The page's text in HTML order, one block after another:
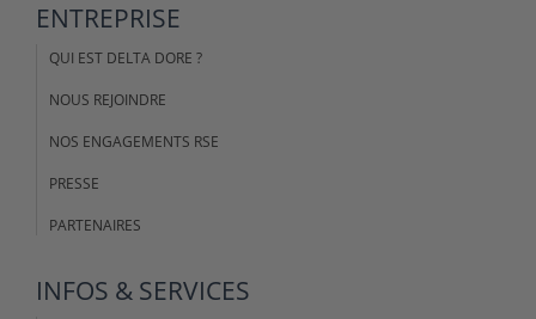
ENTREPRISE
QUI EST DELTA DORE ?
NOUS REJOINDRE
NOS ENGAGEMENTS RSE
PRESSE
PARTENAIRES
INFOS & SERVICES